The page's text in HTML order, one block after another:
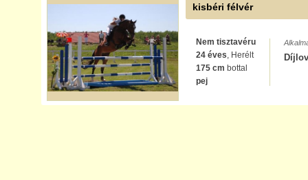
kisbéri félvér
Nem tisztavéru
24 éves, Herélt
175 cm bottal
pej